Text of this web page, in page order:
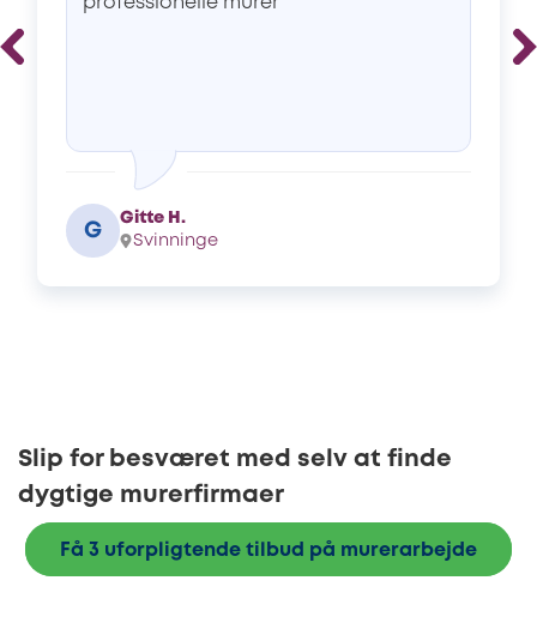
G
Gitte H.
Svinninge
Slip for besværet med selv at finde
dygtige murerfirmaer
Få 3 uforpligtende tilbud på murerarbejde